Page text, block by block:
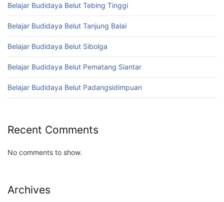
Belajar Budidaya Belut Tebing Tinggi
Belajar Budidaya Belut Tanjung Balai
Belajar Budidaya Belut Sibolga
Belajar Budidaya Belut Pematang Siantar
Belajar Budidaya Belut Padangsidimpuan
Recent Comments
No comments to show.
Archives